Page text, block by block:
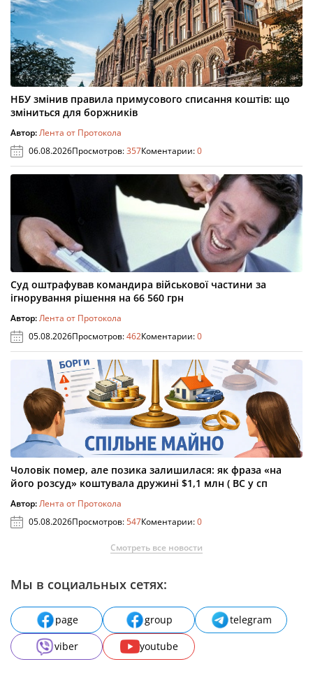
НБУ змінив правила примусового списання коштів: що
зміниться для боржників
Автор:Лента от Протокола
06.08.2026Просмотров:357Коментарии:0
Суд оштрафував командира військової частини за
ігнорування рішення на 66 560 грн
Автор:Лента от Протокола
05.08.2026Просмотров:462Коментарии:0
Чоловік помер, але позика залишилася: як фраза «на
його розсуд» коштувала дружині $1,1 млн ( ВС у сп
Автор:Лента от Протокола
05.08.2026Просмотров:547Коментарии:0
Смотреть все новости
Мы в социальных сетях:
page group
telegram
viber
youtube